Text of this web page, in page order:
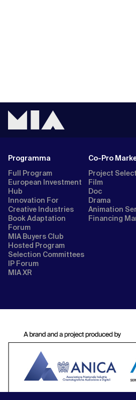
Programma
Full Program
European Investment
Hub
Innovation For
Creative Industries
Book Adaptation
Forum
MIA Buyers Club
Hosted Program
Selection Committees
IP Forum
MIA XR
Co-Pro
Project
Film
Doc
Drama
Animation
Financing